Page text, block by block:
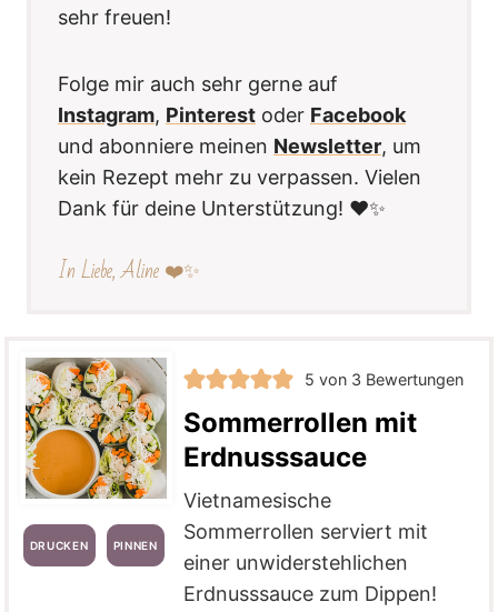
sehr freuen!
Folge mir auch sehr gerne auf
Instagram, Pinterest oder Facebook
und abonniere meinen Newsletter, um
kein Rezept mehr zu verpassen. Vielen
Dank für deine Unterstützung! ❤️✨
In Liebe, Aline ❤️✨
DRUCKEN PINNEN
5 von 3 Bewertungen
Sommerrollen mit
Erdnusssauce
Vietnamesische
Sommerrollen serviert mit
einer unwiderstehlichen
Erdnusssauce zum Dippen!